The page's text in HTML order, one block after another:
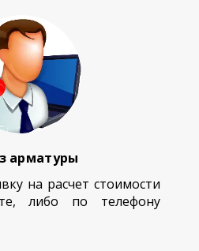
арматуры
на расчет стоимости
либо по телефону